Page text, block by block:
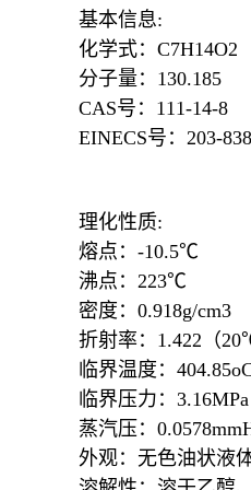
基本信息:
化学式：C7H14O2
分子量：130.185
CAS号：111-14-8
EINECS号：203-
理化性质:
熔点：-10.5℃
沸点：223℃
密度：0.918g/cm3
折射率：1.422（
临界温度：
临界压力：3.16MPa
蒸汽压：
外观：无色油状液